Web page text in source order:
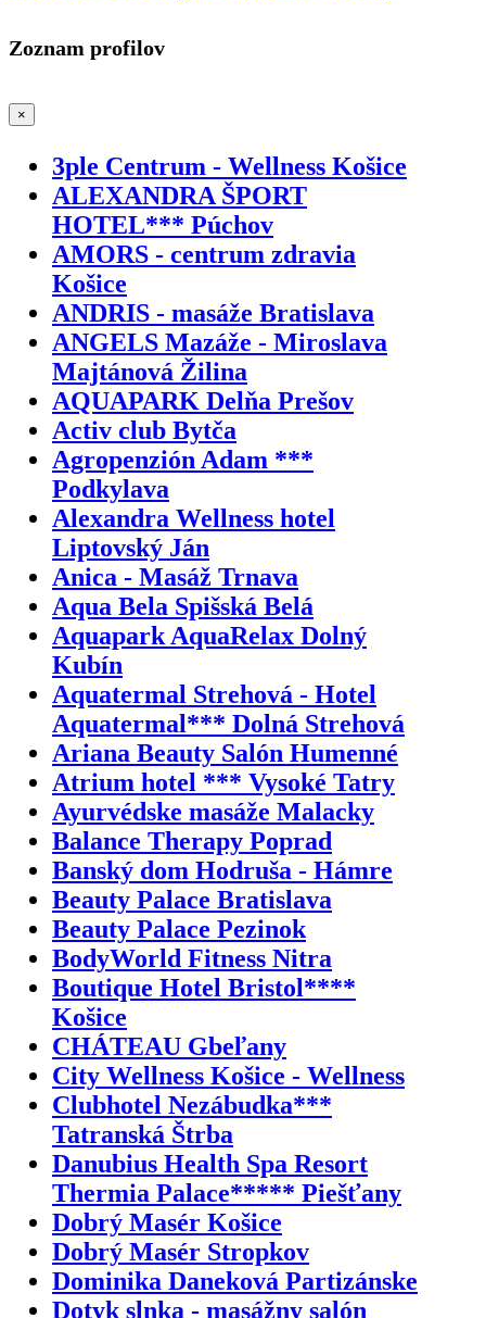
Zoznam profilov
×
3ple Centrum - Wellness Košice
ALEXANDRA ŠPORT
HOTEL*** Púchov
AMORS - centrum zdravia
Košice
ANDRIS - masáže Bratislava
ANGELS Mazáže - Miroslava
Majtánová Žilina
AQUAPARK Delňa Prešov
Activ club Bytča
Agropenzión Adam ***
Podkylava
Alexandra Wellness hotel
Liptovský Ján
Anica - Masáž Trnava
Aqua Bela Spišská Belá
Aquapark AquaRelax Dolný
Kubín
Aquatermal Strehová - Hotel
Aquatermal*** Dolná Strehová
Ariana Beauty Salón Humenné
Atrium hotel *** Vysoké Tatry
Ayurvédske masáže Malacky
Balance Therapy Poprad
Banský dom Hodruša - Hámre
Beauty Palace Bratislava
Beauty Palace Pezinok
BodyWorld Fitness Nitra
Boutique Hotel Bristol****
Košice
CHÁTEAU Gbeľany
City Wellness Košice - Wellness
Clubhotel Nezábudka***
Tatranská Štrba
Danubius Health Spa Resort
Thermia Palace***** Piešťany
Dobrý Masér Košice
Dobrý Masér Stropkov
Dominika Daneková Partizánske
Dotyk slnka - masážny salón